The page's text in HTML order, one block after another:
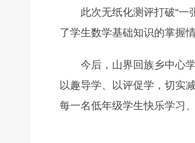
此次无纸化测评打破“一
了学生数学基础知识的掌握
今后，山界回族乡中心
以趣导学、以评促学，切实
每一名低年级学生快乐学习、